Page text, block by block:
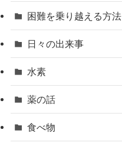
困難を乗り越える方法
日々の出来事
水素
薬の話
食べ物